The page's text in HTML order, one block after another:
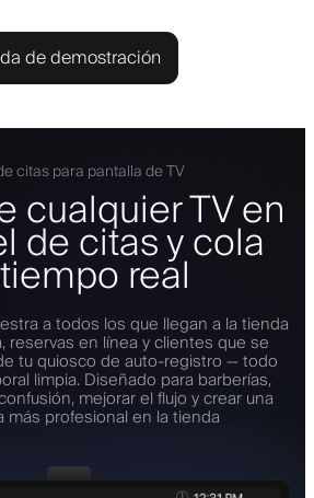
de demostración
citas para pantalla de TV
cualquier TV en
de citas y cola
real
a todos los que llegan a la tienda
reservas en línea y clientes que se
tu quiosco de auto-registro — todo
limpia. Diseñado para barberías,
mejorar el flujo y crear una
más profesional en la tienda